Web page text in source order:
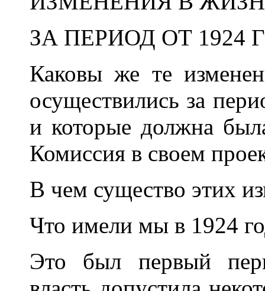
ЗА ПЕРИОД ОТ 1924
Каковы же те
осуществились за
и которые должна
Комиссия в своем
В чем существо этих
Что имели мы в 1924
Это был первый